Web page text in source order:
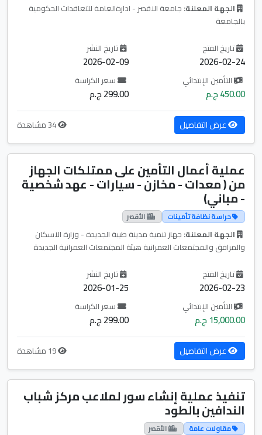
الجهة المعلنة: جامعة الاقصر - ادارةالعامة للتعاقدات الحكومية
بالجامعة
تاريخ الفتح
2026-02-24
تاريخ النشر
2026-02-09
التأمين الإبتدائي
450.00 ج.م
سعر الكراسة
299.00 ج.م
عرض التفاصيل
عملية أعمال التأمين على ممتلكات الجهاز
من ( معدات - مخازن - سيارات - عهد شخصية
- مباني)
حراسة نظافة تأمينات الأقصر
الجهة المعلنة: جهاز تنمية مدينة طيبة الجديدة - وزارة الاسكان
والمرافق والمجتمعات العمرانية هيئة المجتمعات العمرانية الجديدة
تاريخ الفتح
2026-02-23
تاريخ النشر
2026-01-25
التأمين الإبتدائي
15,000.00 ج.م
سعر الكراسة
299.00 ج.م
عرض التفاصيل
تنفيذ عملية إنشاء سور لملاعب مركز شباب
الندافين بالطود
مقاولات عامة الأقصر